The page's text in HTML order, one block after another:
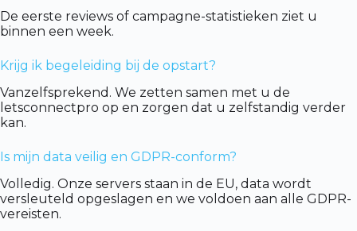
De eerste reviews of campagne-statistieken ziet u
binnen een week.
Krijg ik begeleiding bij de opstart?
Vanzelfsprekend. We zetten samen met u de
letsconnectpro op en zorgen dat u zelfstandig verder
kan.
Is mijn data veilig en GDPR-conform?
Volledig. Onze servers staan in de EU, data wordt
versleuteld opgeslagen en we voldoen aan alle GDPR-
vereisten.